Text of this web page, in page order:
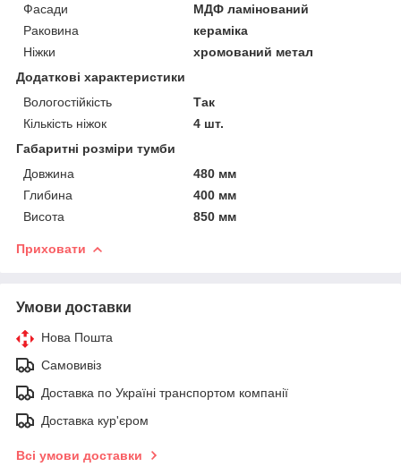
Фасади
МДФ ламінований
Раковина
кераміка
Ніжки
хромований метал
Додаткові характеристики
Вологостійкість
Так
Кількість ніжок
4 шт.
Габаритні розміри тумби
Довжина
480 мм
Глибина
400 мм
Висота
850 мм
Приховати
Умови доставки
Нова Пошта
Самовивіз
Доставка по Україні транспортом компанії
Доставка кур'єром
Всі умови доставки